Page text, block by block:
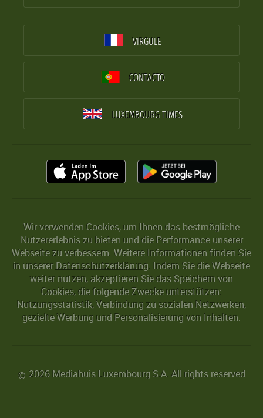
VIRGULE
CONTACTO
LUXEMBOURG TIMES
Wir verwenden Cookies, um Ihnen das bestmögliche
Nutzererlebnis zu bieten und die Performance unserer
Webseite zu verbessern. Weitere Informationen finden Sie
in unserer Datenschutzerklärung. Indem Sie die Webseite
weiter nutzen, akzeptieren Sie das Speichern von
Cookies, die folgende Zwecke unterstützen:
Nutzungsstatistik, Verbindung zu sozialen Netzwerken,
gezielte Werbung und Personalisierung von Inhalten.
© 2026 Mediahuis Luxembourg S.A. All rights reserved